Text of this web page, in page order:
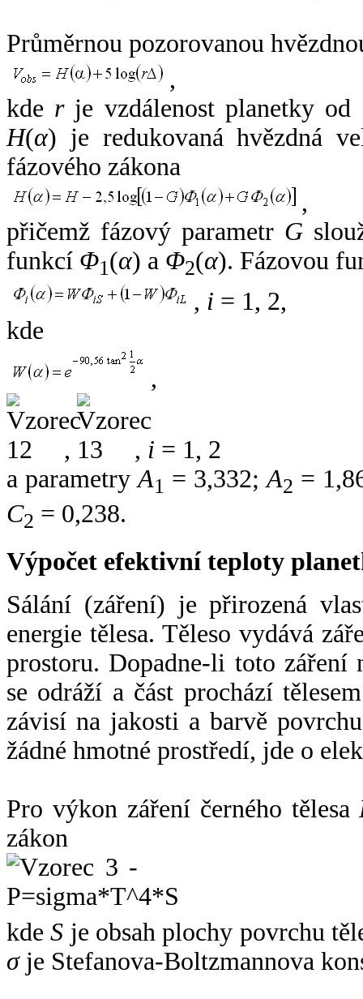
Průměrnou pozorovanou
,
kde rje vzdálenost planetky od
H(α) je redukovaná hvězdná
fázového zákona
,
přičemž fázový parametr G
funkcí Φ1(α) a Φ2(α). Fázovou
, i = 1, 2,
kde
,
, , i = 1, 2
a parametryA1 = 3,332;A2 =
C2 = 0,238.
Výpočet efektivní teploty
Sálání (záření) je přirozená
energie tělesa. Těleso vydává
prostoru. Dopadne-li toto záření
se odráží a část prochází
závisí na jakosti a barvě
žádné hmotné prostředí, jde o
Pro výkon záření černého tělesa
zákon
kdeS je obsah plochy povrchu
σje Stefanova-Boltzmannova